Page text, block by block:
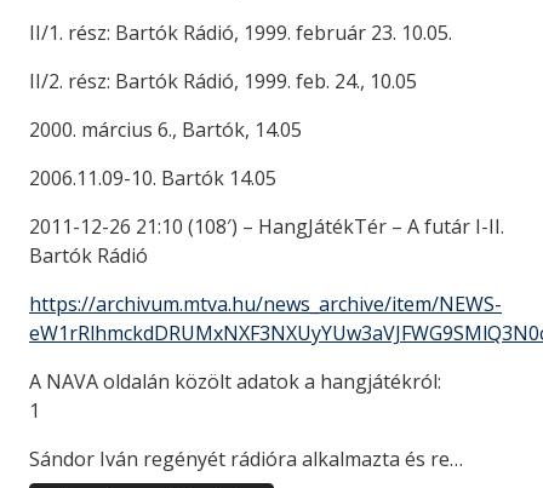
II/1. rész: Bartók Rádió, 1999. február 23. 10.05.
II/2. rész: Bartók Rádió, 1999. feb. 24., 10.05
2000. március 6., Bartók, 14.05
2006.11.09-10. Bartók 14.05
2011-12-26 21:10 (108′) – HangJátékTér – A futár I-II.
Bartók Rádió
https://archivum.mtva.hu/news_archive/item/NEWS-
A NAVA oldalán közölt adatok a hangjátékról:
1
Sándor Iván regényét rádióra alkalmazta és re…